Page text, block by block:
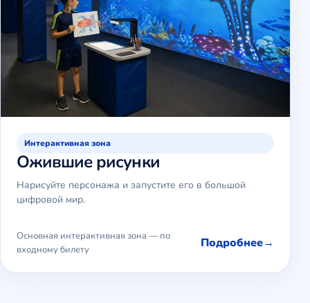
Интерактивная зона
Ожившие рисунки
Нарисуйте персонажа и запустите его в большой
цифровой мир.
Основная интерактивная зона — по
входному билету
Подробнее